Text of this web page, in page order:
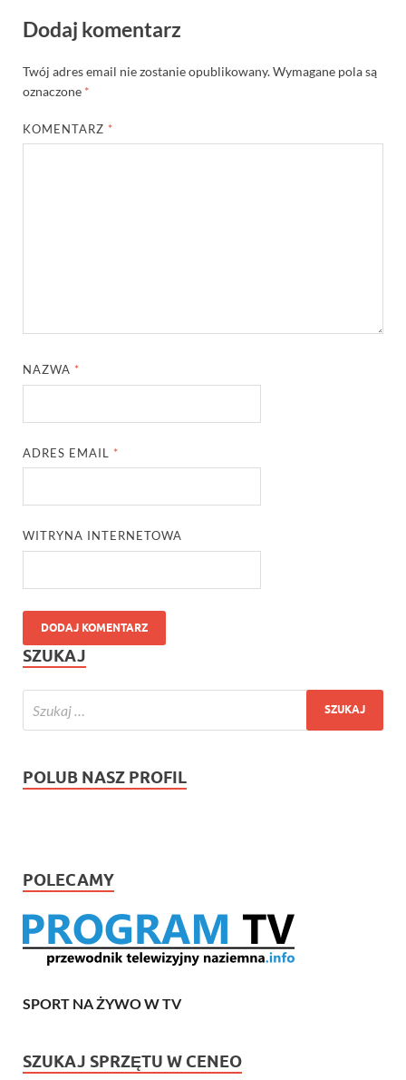
Dodaj komentarz
Twój adres email nie zostanie opublikowany.Wymagane pola są
oznaczone *
KOMENTARZ *
NAZWA *
ADRES EMAIL *
WITRYNA INTERNETOWA
SZUKAJ
POLUB NASZ PROFIL
POLECAMY
SPORT NA ŻYWO W TV
SZUKAJ SPRZĘTU W CENEO